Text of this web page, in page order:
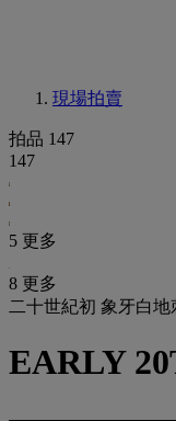
現場拍賣
拍品 147
147
5 更多
8 更多
二十世紀初 象牙白
EARLY